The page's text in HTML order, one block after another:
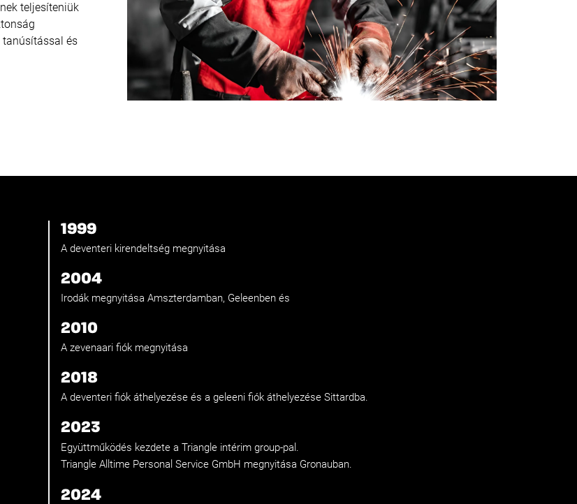
teljesíteniük
és
1999
A deventeri kirendeltség megnyitása
2004
Irodák megnyitása Amszterdamban, Geleenben és
2010
A zevenaari fiók megnyitása
2018
A deventeri fiók áthelyezése és a geleeni fiók áthelyezése Sittardba.
2023
Együttműködés kezdete a Triangle intérim group-pal.
Triangle Alltime Personal Service GmbH megnyitása Gronauban.
2024